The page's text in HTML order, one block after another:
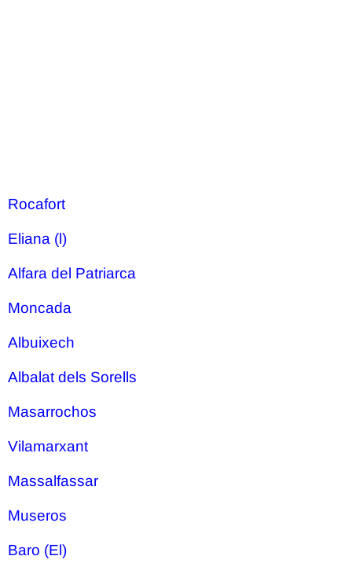
Rocafort
Eliana (l)
Alfara del Patriarca
Moncada
Albuixech
Albalat dels Sorells
Masarrochos
Vilamarxant
Massalfassar
Museros
Baro (El)